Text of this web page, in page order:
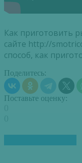
Как приготовить
сайте http://
способ, как
Поделитесь:
Поставьте оценку: